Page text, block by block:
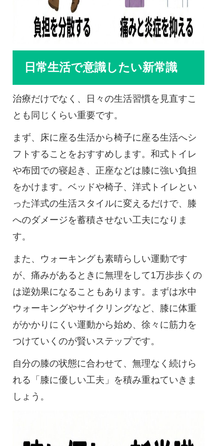
日常生活で意識したい新常識
治療だけでなく、日々の生活習慣を見直すこ
とも同じくらい重要です。
まず、床に座る生活から椅子に座る生活へシ
フトすることをおすすめします。和式トイレ
や布団での寝起き、正座などは膝に強い負担
をかけます。ベッドや椅子、洋式トイレとい
った洋式の生活スタイルに変えるだけで、膝
へのダメージを蓄積させない工夫になりま
す。
また、ウォーキングも素晴らしい運動です
が、痛みがあるときに無理をして1万歩歩くの
は逆効果になることもあります。まずは水中
ウォーキングやサイクリングなど、膝に体重
がかかりにくい運動から始め、徐々に筋力を
つけていくのが賢いステップです。
自分の膝の状態に合わせて、無理なく続けら
れる「膝に優しい工夫」を積み重ねていきま
しょう。